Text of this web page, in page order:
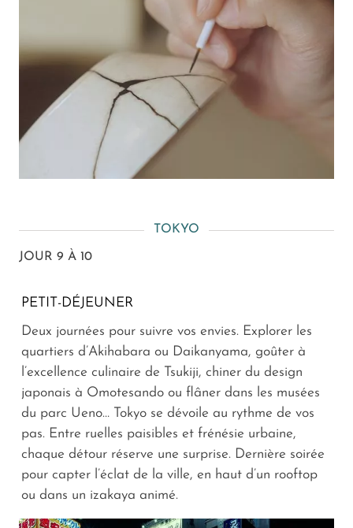
TOKYO
JOUR 9 À 10
PETIT-DÉJEUNER
Deux journées pour suivre vos envies. Explorer les
quartiers d’Akihabara ou Daikanyama, goûter à
l’excellence culinaire de Tsukiji, chiner du design
japonais à Omotesando ou flâner dans les musées
du parc Ueno… Tokyo se dévoile au rythme de vos
pas. Entre ruelles paisibles et frénésie urbaine,
chaque détour réserve une surprise. Dernière soirée
pour capter l’éclat de la ville, en haut d’un rooftop
ou dans un izakaya animé.